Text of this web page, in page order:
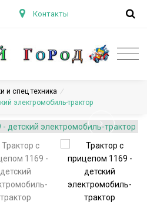
Контакты
и спец техника /
электромобиль-трактор